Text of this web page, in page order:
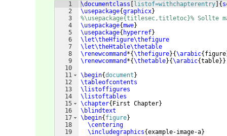
1
2
3
4
5
6
7
8
9
10
11
12
13
14
15
16
17
18
19
\documentclass listof=withchapterentry {
\usepackage{graphicx}
%\usepackage{titlesec,titletoc}% Sollte
\usepackage{mwe}
\usepackage{ hyperref}
\let\theHfigure\thefigure
\let\theHtable\thetable
\renewcommand *{\thefigure}{\arabic{ figure
\renewcommand *{\thetable}{\arabic{table}}
\begin{document }
\tableofcontents
\listoffigures
\listoftables
\chapter{ First Chapter}
\blindtext
\begin{ figure}
\centering
\includegraphics{example-image-a}